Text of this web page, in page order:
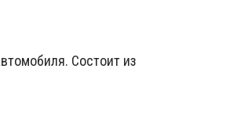
Состоит из